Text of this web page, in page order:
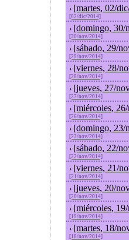
› [martes, 02/
[02/dic/2014]
› [domingo, 30/
[30/nov/2014]
› [sábado, 29/
[29/nov/2014]
› [viernes, 28/
[28/nov/2014]
› [jueves, 27/
[27/nov/2014]
› [miércoles,
[26/nov/2014]
› [domingo, 23/
[23/nov/2014]
› [sábado, 22/
[22/nov/2014]
› [viernes, 21/
[21/nov/2014]
› [jueves, 20/
[20/nov/2014]
› [miércoles,
[19/nov/2014]
› [martes, 18/
[18/nov/2014]